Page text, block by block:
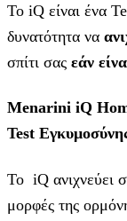
Το iQ είναι ένα
δυνατότητα να
σπίτι σας εάν
Menarini iQ
Test
Το iQ ανιχνεύει
μορφές της